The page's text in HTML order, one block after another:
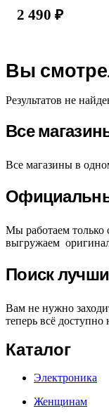
2 490 ₽
Вы
Результатов не
Все
Все магазины в
Мы работаем
выгружаем
Поиск
Вам не нужно
теперь всё
Каталог
Электроника
Женщинам